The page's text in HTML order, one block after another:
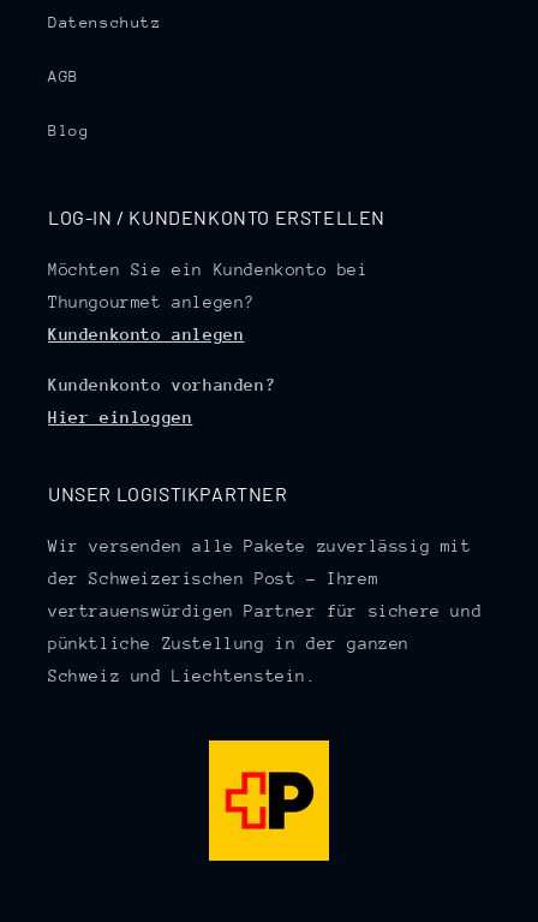
Datenschutz
AGB
Blog
LOG-IN / KUNDENKONTO ERSTELLEN
Möchten Sie ein Kundenkonto bei
Thungourmet anlegen?
Kundenkonto anlegen
Kundenkonto vorhanden?
Hier einloggen
UNSER LOGISTIKPARTNER
Wir versenden alle Pakete zuverlässig mit
der Schweizerischen Post – Ihrem
vertrauenswürdigen Partner für sichere und
pünktliche Zustellung in der ganzen
Schweiz und Liechtenstein.